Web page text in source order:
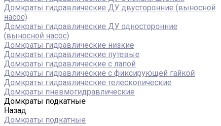
Домкраты гидравлические ДУ двусторонние (выносной
насос)
Домкраты гидравлические ДУ односторонние
(выносной насос)
Домкраты гидравлические низкие
Домкраты гидравлические путевые
Домкраты гидравлические с лапой
Домкраты гидравлические с фиксирующей гайкой
Домкраты гидравлические телескопические
Домкраты пневмогидравлические
Домкраты подкатные
Назад
Домкраты подкатные